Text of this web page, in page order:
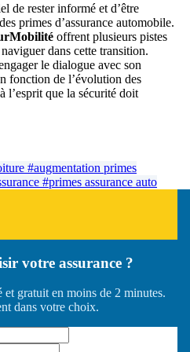
de rester informé et d’être
primes d’assurance automobile.
offrent plusieurs pistes
dans cette transition.
le dialogue avec son
fonction de l’évolution des
l’esprit que la sécurité doit
#augmentation primes
#primes assurance auto
votre assurance ?
gratuit en moins de 2 minutes.
dans votre choix.